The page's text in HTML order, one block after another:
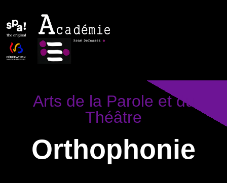
Arts de la Parole et du
Théâtre
Orthophonie